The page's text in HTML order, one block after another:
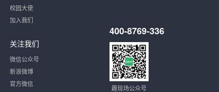
校园大使
加入我们
关注我们
微信公众号
新浪微博
官方微信
400-8769-336
趣现场公众号